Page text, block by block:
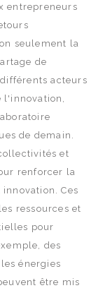
entrepreneurs
seulement la
de
acteurs
de demain.
et
renforcer la
Ces
ressources et
pour
des
énergies
être mis